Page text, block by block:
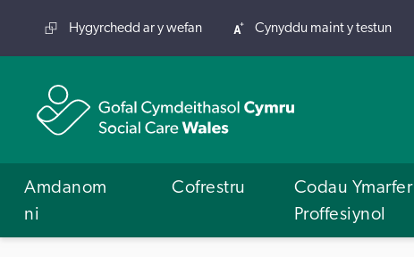
Hygyrchedd ar y wefan Cynyddu maint y testun
Amdanom
ni
Cofrestru
Codau Ymarfer
Proffesiynol